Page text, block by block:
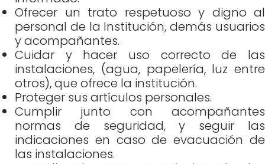
Ofrecer un trato respetuoso y digno al
personal de la Institución, demás usuarios
y acompañantes.
Cuidar y hacer uso correcto de las
instalaciones, (agua, papelería, luz entre
otros), que ofrece la institución.
Proteger sus artículos personales.
Cumplir junto con acompañantes
normas de seguridad, y seguir las
indicaciones en caso de evacuación de
las instalaciones.